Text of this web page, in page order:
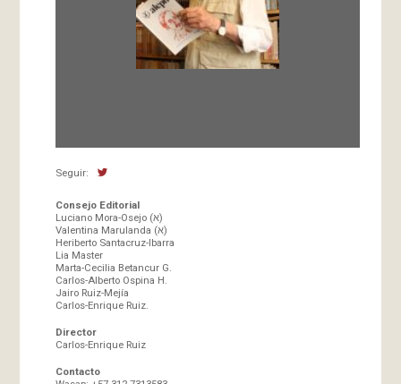
Seguir:
Consejo Editorial
Luciano Mora-Osejo (א)
Valentina Marulanda (א)
Heriberto Santacruz-Ibarra
Lia Master
Marta-Cecilia Betancur G.
Carlos-Alberto Ospina H.
Jairo Ruiz-Mejía
Carlos-Enrique Ruiz.
Director
Carlos-Enrique Ruiz
Contacto